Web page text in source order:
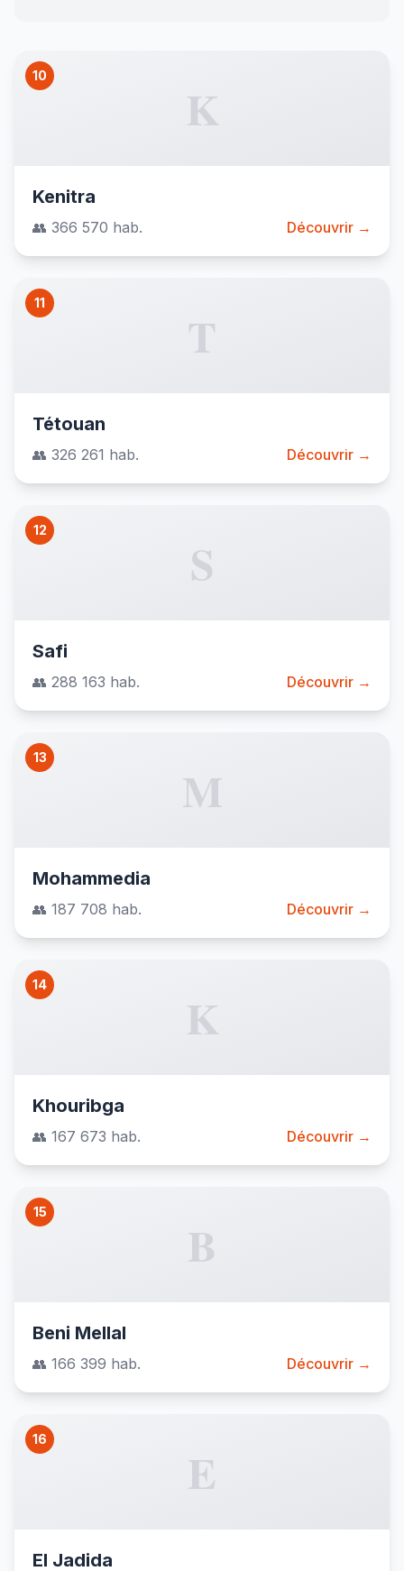
10
K
Kenitra
👥 366 570 hab. Découvrir →
11
T
Tétouan
👥 326 261 hab. Découvrir →
12
S
Safi
👥 288 163 hab. Découvrir →
13
M
Mohammedia
👥 187 708 hab. Découvrir →
14
K
Khouribga
👥 167 673 hab. Découvrir →
15
B
Beni Mellal
👥 166 399 hab. Découvrir →
16
E
El Jadida